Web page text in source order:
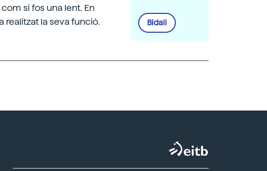
si fos una lent. En
realitzat la seva funció.
Bidali